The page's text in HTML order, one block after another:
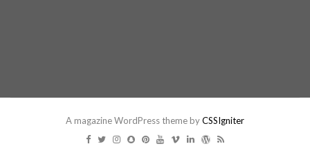
A magazine WordPress theme byCSSIgniter